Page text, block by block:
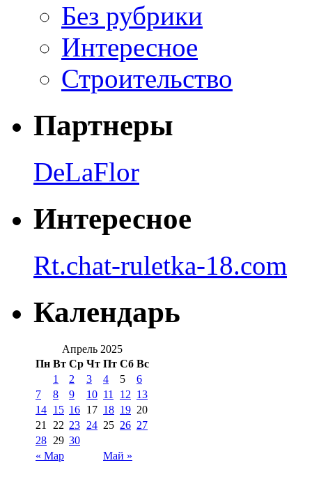
Без рубрики
Интересное
Строительство
Партнеры
DeLaFlor
Интересное
Rt.chat-ruletka-18.com
Календарь
Апрель 2025
Пн Вт Ср Чт Пт Сб Вс
« Мар Май »
1 2 3 4 5
6
7
8 9 10 11 12 13
14 15 16 17 18 19 20
21
22 23 24 25 26 27
28 29 30